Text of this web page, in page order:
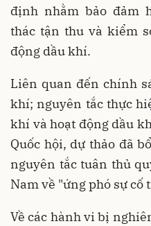
định nhằm bảo đảm
thác tận thu và kiểm
động dầu khí.
Liên quan đến chính
khí; nguyên tắc thực
khí và hoạt động dầu
Quốc hội, dự thảo đã
nguyên tắc tuân thủ
Nam về "ứng phó sự cố
Về các hành vi bị